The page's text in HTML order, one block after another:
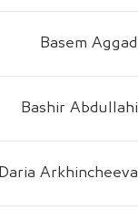
Basem Aggad
Bashir Abdullahi
Daria Arkhincheeva